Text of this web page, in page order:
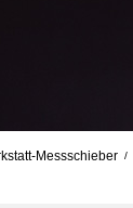
Messschieber /